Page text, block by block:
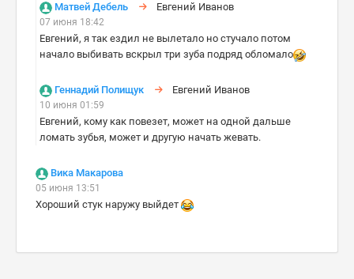
Матвей Дебель Евгений Иванов
07 июня 18:42
Евгений, я так ездил не вылетало но стучало потом
начало выбивать вскрыл три зуба подряд обломало
Геннадий Полищук Евгений Иванов
10 июня 01:59
Евгений, кому как повезет, может на одной дальше
ломать зубья, может и другую начать жевать.
Вика Макарова
05 июня 13:51
Хороший стук наружу выйдет